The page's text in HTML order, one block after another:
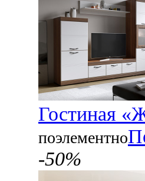
Гостиная
поэлементно
-50%